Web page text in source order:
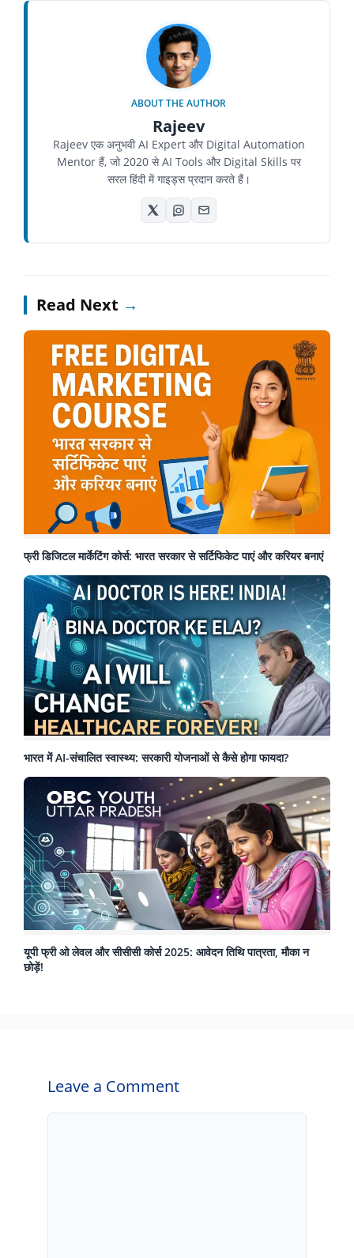
ABOUT THE AUTHOR
Rajeev
Rajeev एक अनुभवी AI Expert और Digital Automation
Mentor हैं, जो 2020 से AI Tools और Digital Skills पर
सरल हिंदी में गाइड्स प्रदान करते हैं।
Read Next →
फ्री डिजिटल मार्केटिंग कोर्स: भारत सरकार से सर्टिफिकेट पाएं और करियर बनाएं
भारत में AI-संचालित स्वास्थ्य: सरकारी योजनाओं से कैसे होगा फायदा?
यूपी फ्री ओ लेवल और सीसीसी कोर्स 2025: आवेदन तिथि पात्रता, मौका न
छोड़ें!
Leave a Comment